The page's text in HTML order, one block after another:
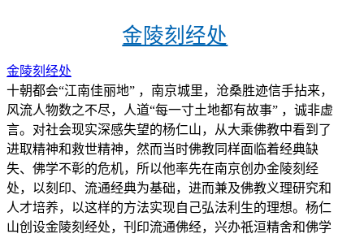
金陵刻经处
金陵刻经处
十朝都会“江南佳丽地” ，南京城里，沧桑胜迹信手拈来，
风流人物数之不尽，人道“每一寸土地都有故事” ，诚非虚
言。对社会现实深感失望的杨仁山，从大乘佛教中看到了
进取精神和救世精神，然而当时佛教同样面临着经典缺
失、佛学不彰的危机，所以他率先在南京创办金陵刻经
处，以刻印、流通经典为基础，进而兼及佛教义理研究和
人才培养，以这样的方法实现自己弘法利生的理想。杨仁
山创设金陵刻经处，刊印流通佛经，兴办祇洹精舍和佛学